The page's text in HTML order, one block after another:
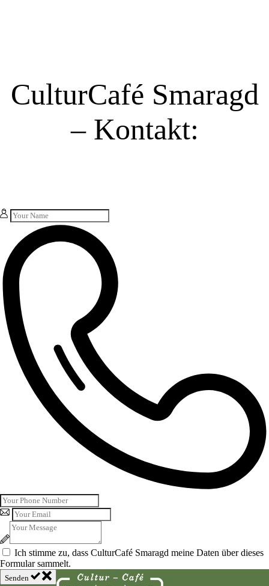
CulturCafé Smaragd
– Kontakt:
Ich stimme zu, dass CulturCafé Smaragd meine Daten über dieses
Formular sammelt.
Senden